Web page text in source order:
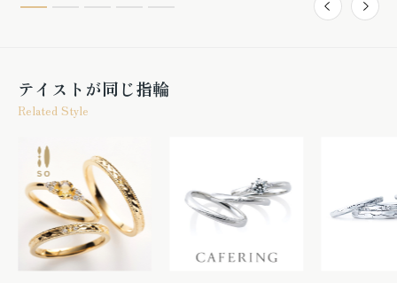
テイストが同じ指輪
Related Style